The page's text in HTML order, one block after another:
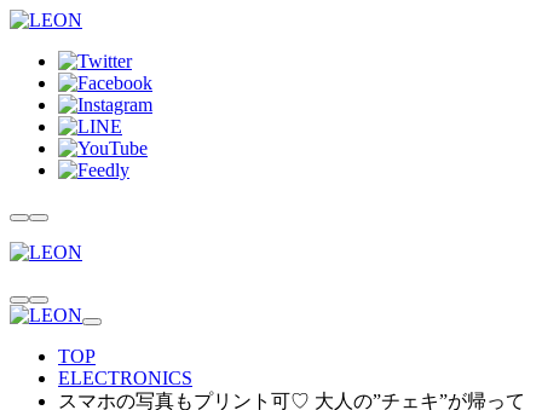
TOP
ELECTRONICS
スマホの写真もプリント可♡ 大人の”チェキ”が帰って